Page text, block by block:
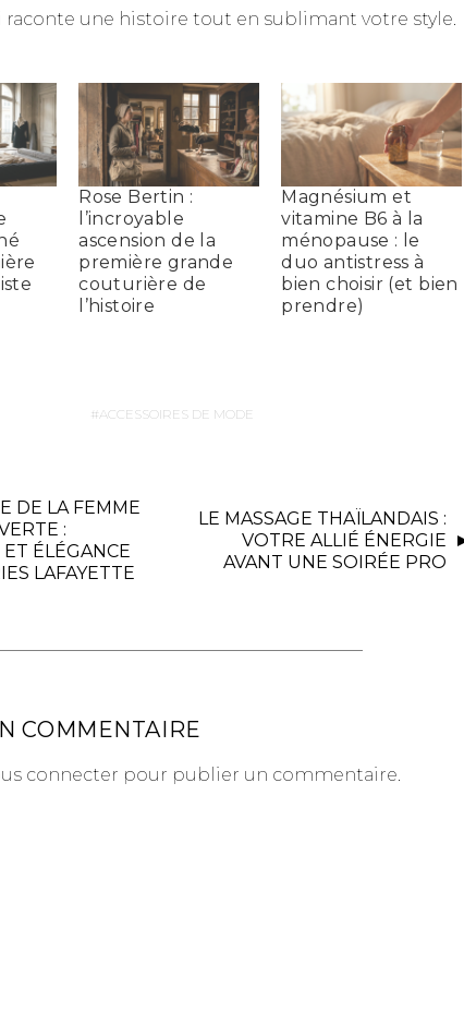
raconte une histoire tout en sublimant votre style.
Rose Bertin :
l’incroyable
ascension de la
première grande
couturière de
l’histoire
Magnésium et
vitamine B6 à la
ménopause : le
duo antistress à
bien choisir (et bien
prendre)
ACCESSOIRES DE MODE
DE LA FEMME
:
ÉLÉGANCE
LAFAYETTE
LE MASSAGE THAÏLANDAIS :
VOTRE ALLIÉ ÉNERGIE
AVANT UNE SOIRÉE PRO
COMMENTAIRE
connecter pour publier un commentaire.